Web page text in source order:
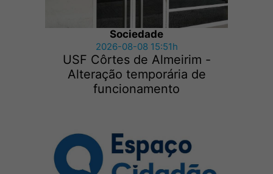
Sociedade
2026-08-08 15:51h
USF Côrtes de Almeirim -
Alteração temporária de
funcionamento